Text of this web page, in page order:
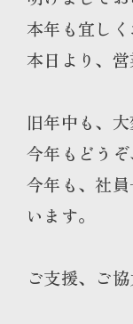
本年も宜しく
本日より、
旧年中も、
今年もどうぞ
今年も、社
います。
ご支援、ご